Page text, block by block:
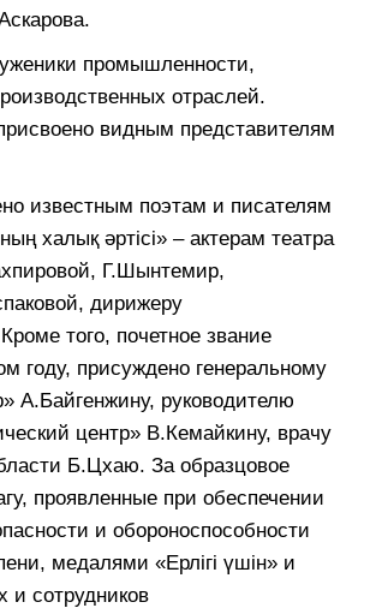
промышленности,
отраслей.
присвоено видным представителям
известным поэтам и писателям
халық әртісі» – актерам театра
Г.Шынтемир,
дирижеру
того, почетное звание
году, присуждено генеральному
А.Байгенжину, руководителю
центр» В.Кемайкину, врачу
Б.Цхаю. За образцовое
проявленные при обеспечении
и обороноспособности
медалями «Ерлігі үшін» и
и сотрудников